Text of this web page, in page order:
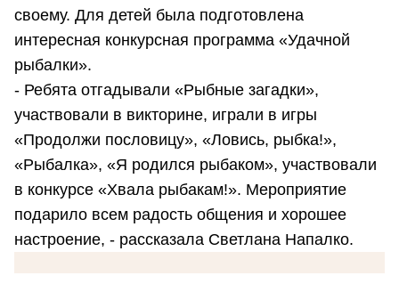
своему. Для детей была подготовлена
интересная конкурсная программа «Удачной
рыбалки».
- Ребята отгадывали «Рыбные загадки»,
участвовали в викторине, играли в игры
«Продолжи пословицу», «Ловись, рыбка!»,
«Рыбалка», «Я родился рыбаком», участвовали
в конкурсе «Хвала рыбакам!». Мероприятие
подарило всем радость общения и хорошее
настроение, - рассказала Светлана Напалко.